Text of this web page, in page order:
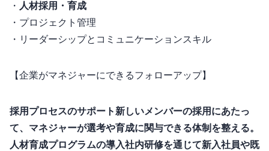
・ 人材採用・育成
・プロジェクト管理
・リーダーシップとコミュニケーションスキル
【企業がマネジャーにできるフォローアップ】
採用プロセスのサポート: 新しいメンバーの採用にあたっ
て、マネジャーが選考や育成に関与できる体制を整える。
人材育成プログラムの導入: 社内研修を通じて新入社員や既